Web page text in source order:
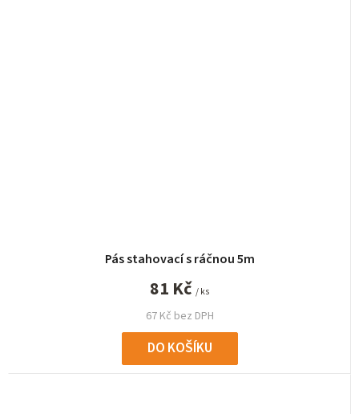
Pás stahovací s ráčnou 5m
67 Kč bez DPH
81 Kč / ks
DO KOŠÍKU